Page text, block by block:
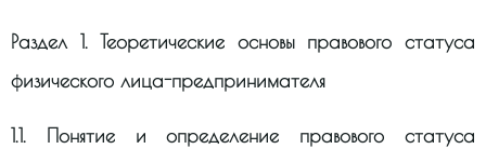
Раздел 1. Теоретические основы правового статуса
физического лица-предпринимателя
1.1. Понятие и определение правового статуса